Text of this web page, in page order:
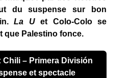
du suspense sur bon
La Uet Colo-Colo se
que Palestino fonce.
Chili – Primera División
et spectacle